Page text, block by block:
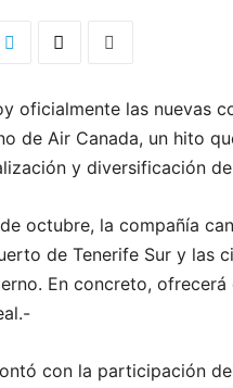
oficialmente las nuevas
de Air Canada, un hito
y diversificación
octubre, la compañía
de Tenerife Sur y las
En concreto, ofrecerá
con la participación